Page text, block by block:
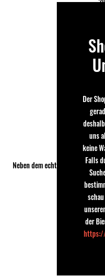
Das Zeug
Neben dem echt schicken
Der
uns
keine
Falls
der